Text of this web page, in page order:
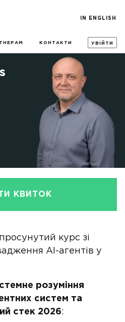
КОНТАКТИ УВІЙТИ
IN ENGLISH
КВИТОК
курс зі
AI-агентів у
розуміння
систем та
стек 2026: